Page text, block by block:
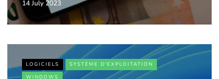
14 July 2023
LOGICIELS
SYSTÈME D'EXPLOITATION
WINDOWS